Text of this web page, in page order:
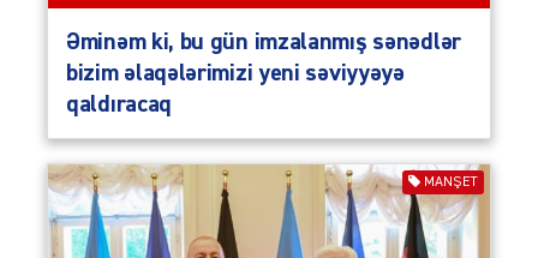
Əminəm ki, bu gün imzalanmış sənədlər
bizim əlaqələrimizi yeni səviyyəyə
qaldıracaq
MANŞET